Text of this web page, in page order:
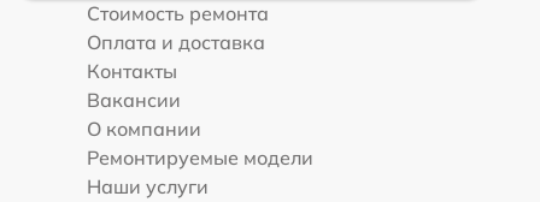
Стоимость ремонта
Оплата и доставка
Контакты
Вакансии
О компании
Ремонтируемые модели
Наши услуги